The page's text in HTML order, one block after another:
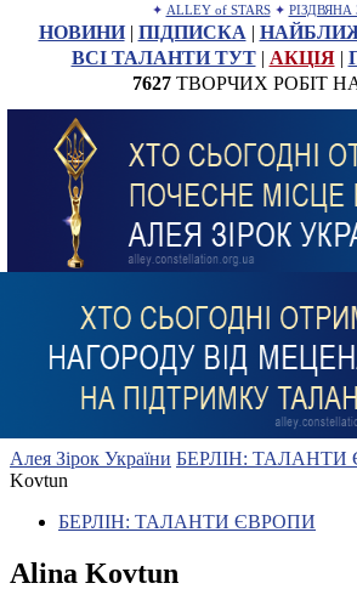
✦ ALLEY of STARS ✦ РІЗДВЯНА
НОВИНИ| ПІДПИСКА |
ВСІ ТАЛАНТИ ТУТ| АКЦІЯ|
7627ТВОРЧИХ РОБІТ
Алея Зірок України БЕРЛІН: ТАЛАНТИ
Kovtun
БЕРЛІН: ТАЛАНТИ ЄВРОПИ
Alina Kovtun